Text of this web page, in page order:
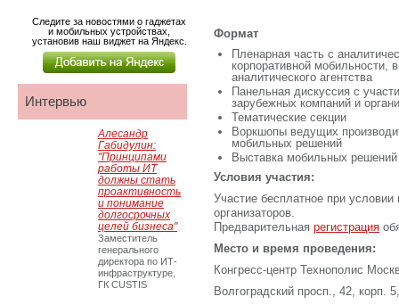
Формат
Пленарная часть с
корпоративной мобильности,
аналитического агентства
Панельная дискуссия с
зарубежных компаний и
Тематические секции
Воркшопы ведущих
мобильных решений
Выставка мобильных решений
Условия участия:
Участие бесплатное при
организаторов.
Предварительная регистрация
Место и время проведения:
Конгресс-центр Технополис
Волгоградский просп., 42, корп.
Следите за новостями о гаджетах
и мобильных устройствах,
установив наш виджет на Яндекс.
Интервью
Алесандр
Габидулин:
"Принципами
работы ИТ
должны стать
проактивность
и понимание
долгосрочных
целей бизнеса"
Заместитель
генерального
директора по ИТ-
инфраструктуре,
ГК CUSTIS